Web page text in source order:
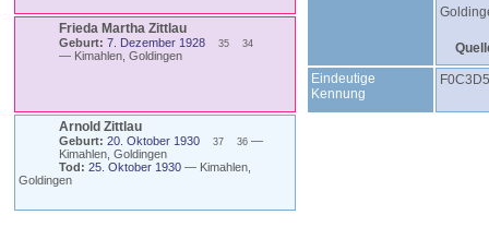
Frieda Martha Zittlau
Geburt: 7. Dezember 1928 35 34
— Kimahlen, Goldingen
Arnold Zittlau
Geburt: 20. Oktober 1930 37 36 —
Kimahlen, Goldingen
Tod: 25. Oktober 1930 — Kimahlen,
Goldingen
Eindeutige
Kennung